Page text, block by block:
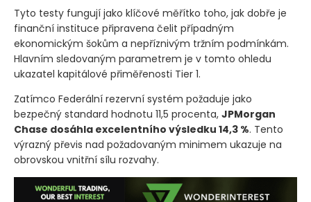
Tyto testy fungují jako klíčové měřítko toho, jak dobře je
finanční instituce připravena čelit případným
ekonomickým šokům a nepříznivým tržním podmínkám.
Hlavním sledovaným parametrem je v tomto ohledu
ukazatel kapitálové přiměřenosti Tier 1.
Zatímco Federální rezervní systém požaduje jako
bezpečný standard hodnotu 11,5 procenta, JPMorgan
Chase dosáhla excelentního výsledku 14,3 %. Tento
výrazný převis nad požadovaným minimem ukazuje na
obrovskou vnitřní sílu rozvahy.